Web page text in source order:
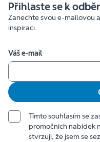
Přihlaste se k
Zanechte svou e-mailovou
inspiraci.
Váš e-mail
Tímto souhlasím se
promočních nabídek
stvrzuji, že jsem se